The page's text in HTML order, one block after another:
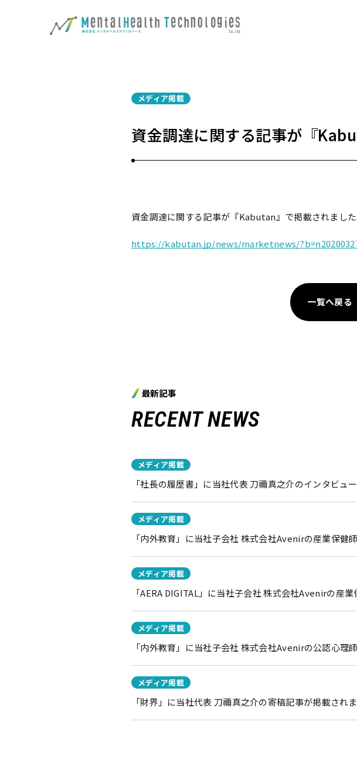
メディア掲載
資金調達に関する記事が『
資金調達に関する記事が『Kabutan』で掲載されました
https://kabutan.jp/news/marketnews/
一覧へ戻る
最新記事
RECENT NEWS
メディア掲載
「社長の履歴書」に当社代表 刀禰真之介のインタビュ
メディア掲載
「内外教育」に当社子会社 株式会社Avenirの産業保健
メディア掲載
「AERA DIGITAL」に当社子会社 株式会社Avenirの産
メディア掲載
「内外教育」に当社子会社 株式会社Avenirの公認心理
メディア掲載
「財界」に当社代表 刀禰真之介の寄稿記事が掲載されま